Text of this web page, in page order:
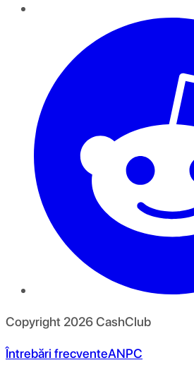
Copyright 2026CashClub
Întrebări frecventeANPC